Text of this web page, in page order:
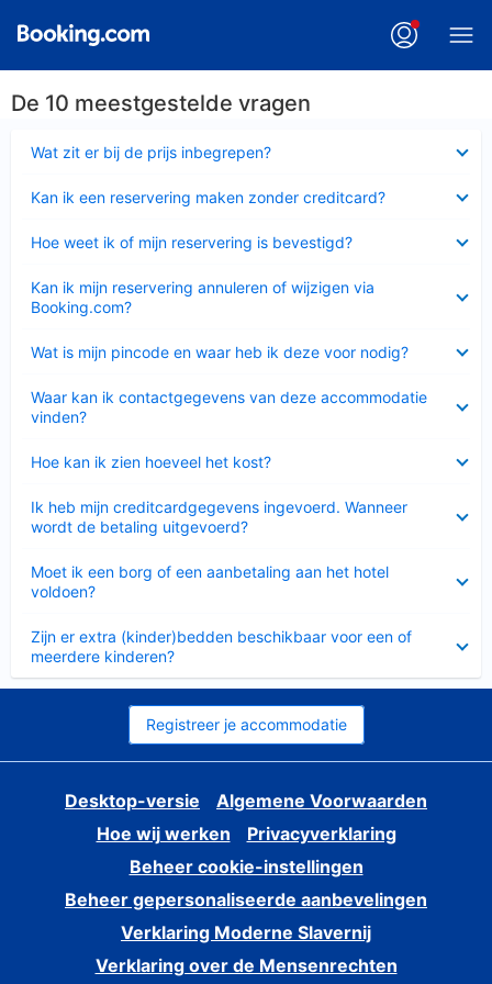
De 10 meestgestelde vragen
Wat zit er bij de prijs inbegrepen?
Kan ik een reservering maken zonder creditcard?
Hoe weet ik of mijn reservering is bevestigd?
Kan ik mijn reservering annuleren of wijzigen via
Booking.com?
Wat is mijn pincode en waar heb ik deze voor nodig?
Waar kan ik contactgegevens van deze accommodatie
vinden?
Hoe kan ik zien hoeveel het kost?
Ik heb mijn creditcardgegevens ingevoerd. Wanneer
wordt de betaling uitgevoerd?
Moet ik een borg of een aanbetaling aan het hotel
voldoen?
Zijn er extra (kinder)bedden beschikbaar voor een of
meerdere kinderen?
Registreer je accommodatie
Desktop-versie
Algemene Voorwaarden
Hoe wij werken
Privacyverklaring
Beheer cookie-instellingen
Beheer gepersonaliseerde aanbevelingen
Verklaring Moderne Slavernij
Verklaring over de Mensenrechten